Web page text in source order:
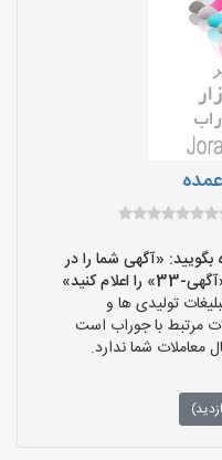
«آگهی شما را در
کنید»
تولیدی ها و
مرتبط با جوراب است
معاملات شما ندارد.